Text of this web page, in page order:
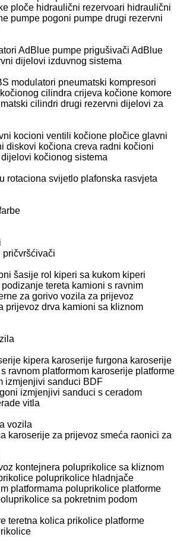
ploče hidraulični rezervoari hidraulični
pumpe pogoni pumpe drugi rezervni
AdBlue pumpe prigušivači AdBlue
dijelovi izduvnog sistema
modulatori pneumatski kompresori
cilindra crijeva kočione komore
cilindri drugi rezervni dijelovi za
kocioni ventili kočione pločice glavni
diskovi kočiona creva radni kočioni
kočionog sistema
rotaciona svijetlo plafonska rasvjeta
pričvršćivači
šasije rol kiperi sa kukom kiperi
tereta kamioni s ravnim
za gorivo vozila za prijevoz
prijevoz drva kamioni sa kliznom
kipera karoserije furgona karoserije
ravnom platformom karoserije platforme
izmjenjivi sanduci BDF
izmjenjivi sanduci s ceradom
vitla
vozila
karoserije za prijevoz smeća raonici za
kontejnera poluprikolice sa kliznom
poluprikolice hladnjače
platformama poluprikolice platforme
sa pokretnim podom
teretna kolica prikolice platforme